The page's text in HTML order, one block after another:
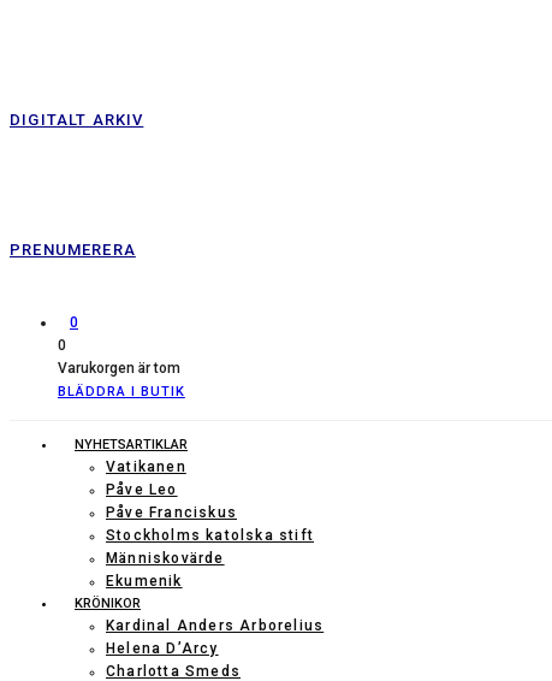
DIGITALT ARKIV
PRENUMERERA
0
0
Varukorgen är tom
BLÄDDRA I BUTIK
NYHETSARTIKLAR
Vatikanen
Påve Leo
Påve Franciskus
Stockholms katolska stift
Människovärde
Ekumenik
KRÖNIKOR
Kardinal Anders Arborelius
Helena D’Arcy
Charlotta Smeds